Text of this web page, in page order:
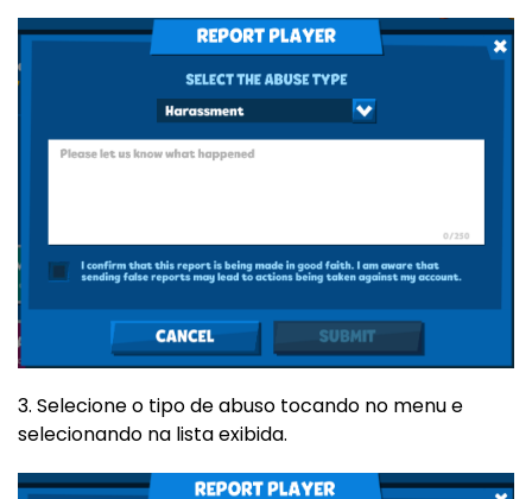
3. Selecione o tipo de abuso tocando no menu e
selecionando na lista exibida.